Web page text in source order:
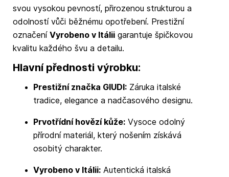
svou vysokou pevností, přirozenou strukturou a
odolností vůči běžnému opotřebení. Prestižní
označení Vyrobeno v Itáliigarantuje špičkovou
kvalitu každého švu a detailu.
Hlavní přednosti výrobku:
Prestižní značka GIUDI:Záruka italské
tradice, elegance a nadčasového designu.
Prvotřídní hovězí kůže:Vysoce odolný
přírodní materiál, který nošením získává
osobitý charakter.
Vyrobeno v Itálii:Autentická italská